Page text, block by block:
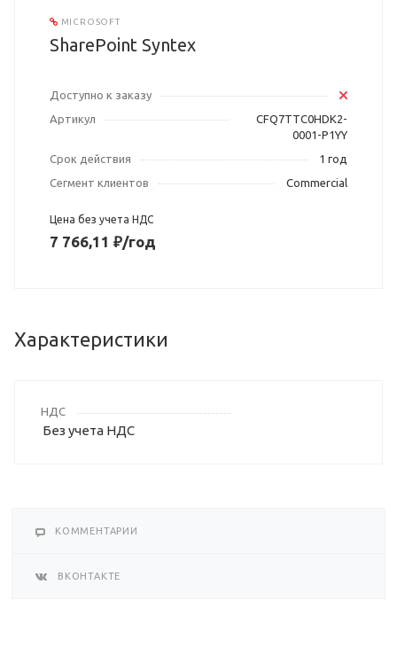
MICROSOFT
SharePoint Syntex
Доступно к заказу
Артикул
CFQ7TTC0HDK2-
0001-P1YY
Срок действия
1 год
Сегмент клиентов
Commercial
Цена без учета НДС
7 766,11 ₽/год
Характеристики
НДС
Без учета НДС
КОММЕНТАРИИ
ВКОНТАКТЕ